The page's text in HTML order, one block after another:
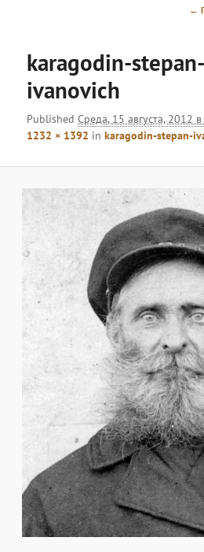
←
karagodin-stepan-
ivanovich
PublishedСреда, 15 августа, 2012
1232 × 1392 inkaragodin-stepan-